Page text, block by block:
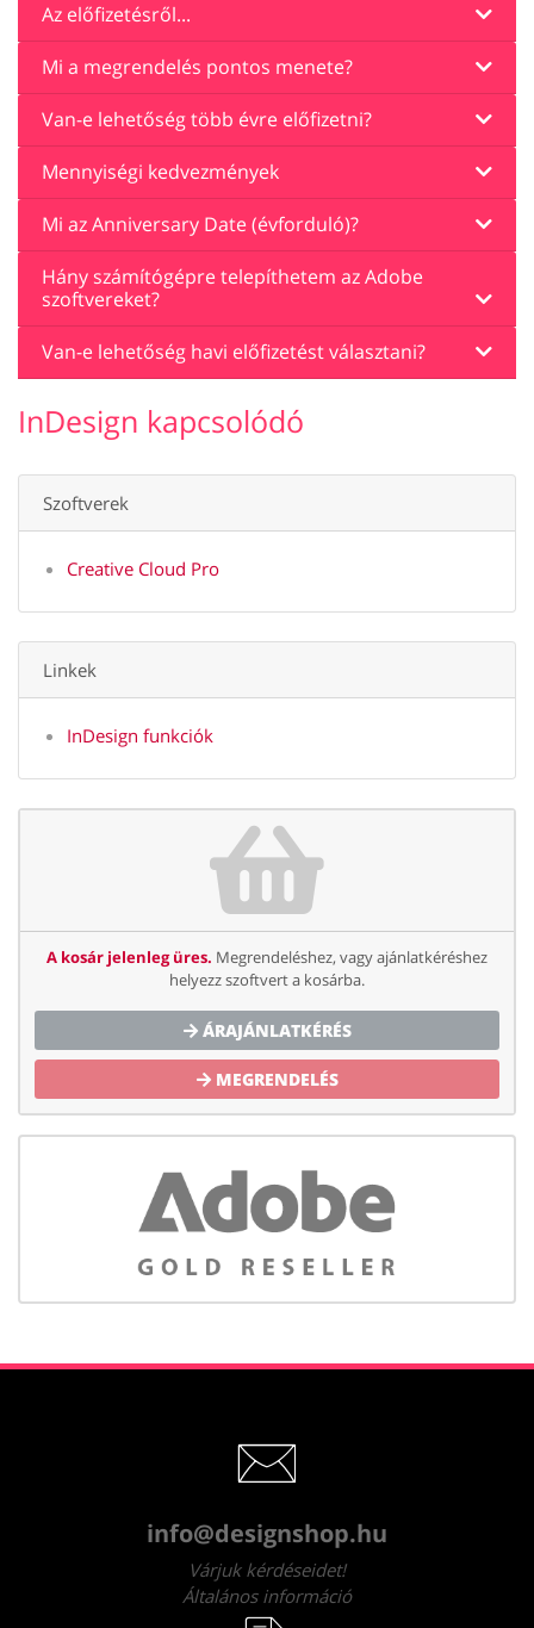
Az előfizetésről...
Mi a megrendelés pontos menete?
Van-e lehetőség több évre előfizetni?
Mennyiségi kedvezmények
Mi az Anniversary Date (évforduló)?
Hány számítógépre telepíthetem az Adobe
szoftvereket?
Van-e lehetőség havi előfizetést választani?
InDesign kapcsolódó
Szoftverek
Creative Cloud Pro
Linkek
InDesign funkciók
A kosár jelenleg üres. Megrendeléshez, vagy ajánlatkéréshez
helyezz szoftvert a kosárba.
ÁRAJÁNLATKÉRÉS
MEGRENDELÉS
info@designshop.hu
Várjuk kérdéseidet!
Általános információ